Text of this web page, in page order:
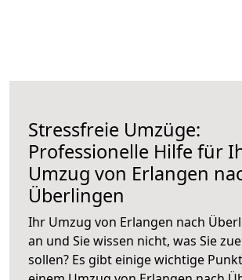
Stressfreie Umzüge:
Professionelle Hilfe für
Umzug von Erlangen
Überlingen
Ihr Umzug von Erlangen nach
an und Sie wissen nicht, was Sie
sollen? Es gibt einige wichtige